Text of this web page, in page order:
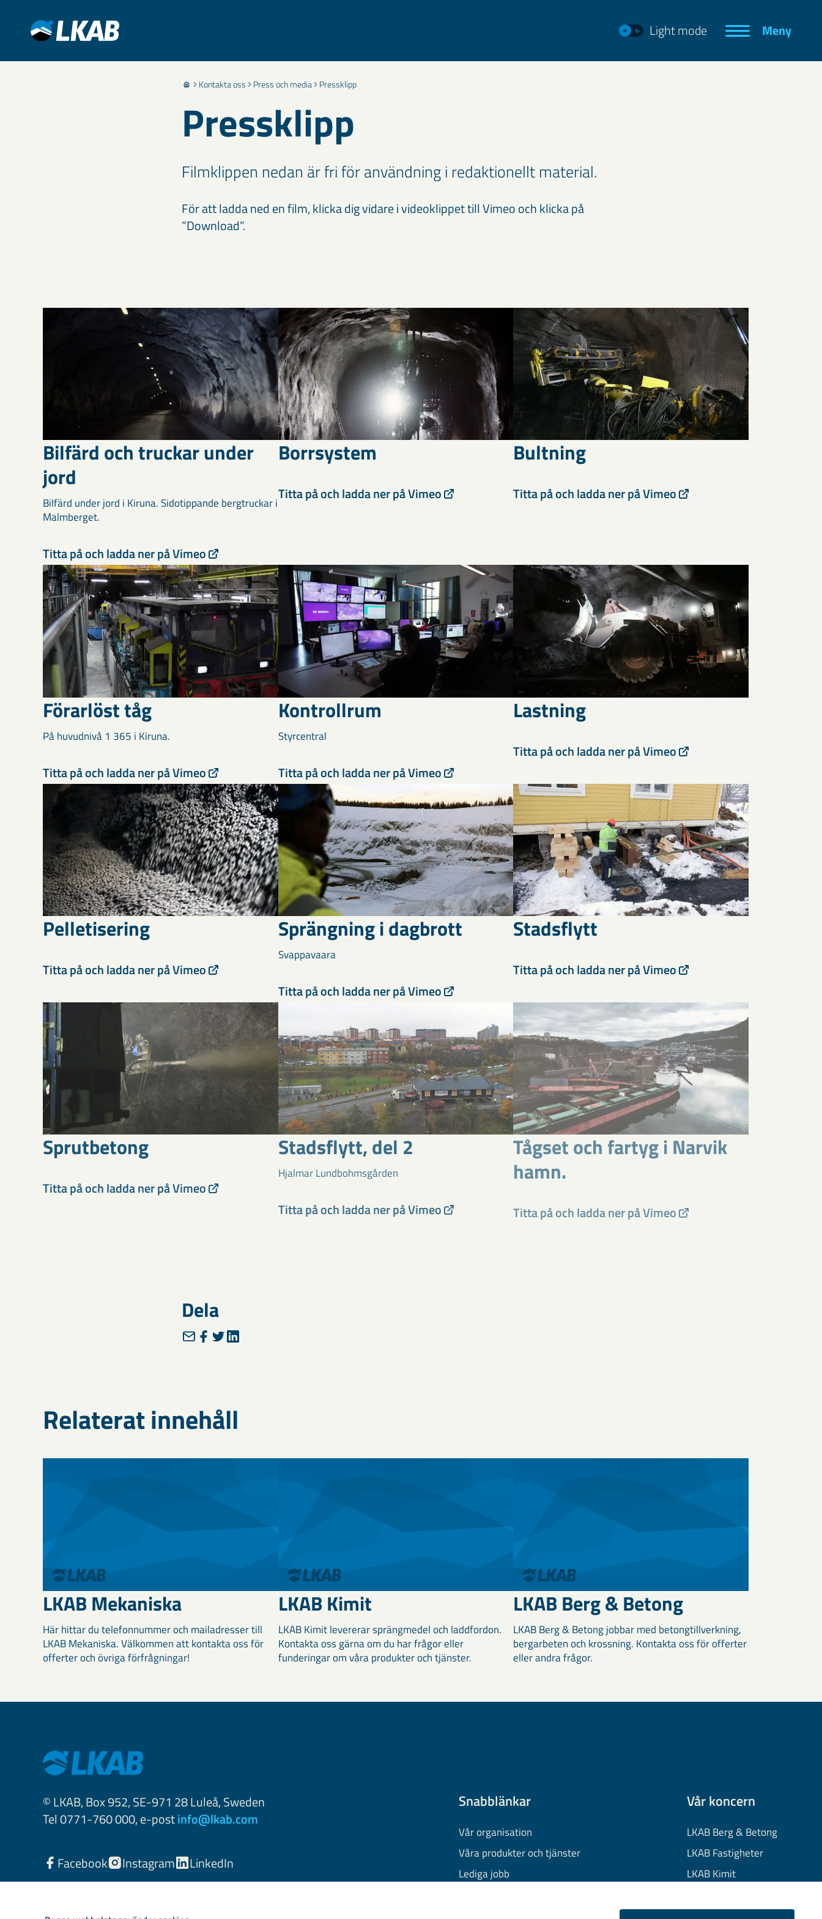
Light mode Meny
Kontakta oss Press och media Pressklipp
Pressklipp
Filmklippen nedan är fri för användning i redaktionellt material.
För att ladda ned en film, klicka dig vidare i videoklippet till Vimeo och klicka på
”Download”.
Bilfärd och truckar under
jord
Bilfärd under jord i Kiruna. Sidotippande bergtruckar i
Malmberget.
Titta på och ladda ner på Vimeo
Borrsystem
Titta på och ladda ner på Vimeo
Bultning
Titta på och ladda ner på Vimeo
Förarlöst tåg
På huvudnivå 1 365 i Kiruna.
Titta på och ladda ner på Vimeo
Kontrollrum
Styrcentral
Titta på och ladda ner på Vimeo
Lastning
Titta på och ladda ner på Vimeo
Pelletisering
Titta på och ladda ner på Vimeo
Sprängning i dagbrott
Svappavaara
Titta på och ladda ner på Vimeo
Stadsflytt
Titta på och ladda ner på Vimeo
Sprutbetong
Titta på och ladda ner på Vimeo
Stadsflytt, del 2
Hjalmar Lundbohmsgården
Titta på och ladda ner på Vimeo
Tågset och fartyg i Narvik
hamn.
Titta på och ladda ner på Vimeo
Dela
Relaterat innehåll
LKAB Mekaniska
Här hittar du telefonnummer och mailadresser till
LKAB Mekaniska. Välkommen att kontakta oss för
offerter och övriga förfrågningar!
LKAB Kimit
LKAB Kimit levererar sprängmedel och laddfordon.
Kontakta oss gärna om du har frågor eller
funderingar om våra produkter och tjänster.
LKAB Berg & Betong
LKAB Berg & Betong jobbar med betongtillverkning,
bergarbeten och krossning. Kontakta oss för offerter
eller andra frågor.
© LKAB, Box 952, SE-971 28 Luleå, Sweden
Tel 0771-760 000, e-postinfo@lkab.com
Facebook Instagram LinkedIn
Snabblänkar
Vår organisation
Våra produkter och tjänster
Lediga jobb
Vår koncern
LKAB Berg & Betong
LKAB Fastigheter
LKAB Kimit